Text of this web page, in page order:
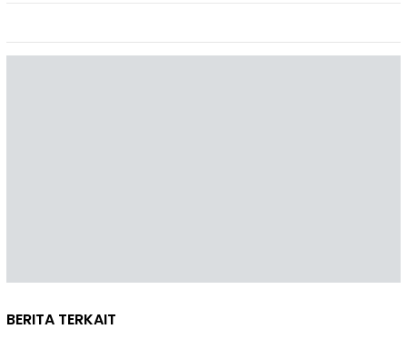
BERITA TERKAIT